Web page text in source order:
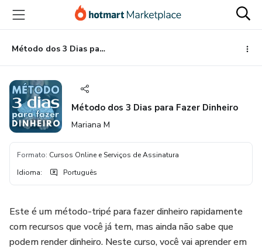
para
conteúdo
principal
para
pagamento
para
rodapé
Método dos 3 Dias para Fazer Dinheiro
Método dos 3 Dias para Fazer Dinheiro
Mariana M
Formato: Cursos Online e Serviços de Assinatura
Idioma: Português
Este é um método-tripé para fazer dinheiro rapidamente
com recursos que você já tem, mas ainda não sabe que
podem render dinheiro. Neste curso, você vai aprender em